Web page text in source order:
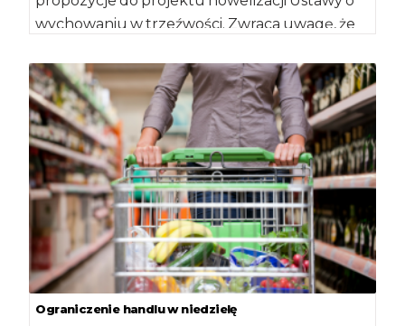
wychowaniu w trzeźwości. Zwraca uwagę, że
Ograniczenie handlu w niedzielę